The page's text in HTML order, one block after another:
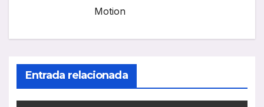
Motion
Entrada relacionada